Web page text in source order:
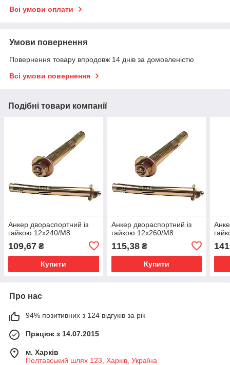
Всі умови оплати
Умови повернення
Повернення товару впродовж 14 днів за домовленістю
Всі умови повернення
Подібні товари компанії
Анкер двораспортний із
гайкою 12х240/М8
109,67 ₴
Купити
Анкер двораспортний із
гайкою 12х260/М8
115,38₴
Купити
Про нас
94% позитивних з 124 відгуків за рік
Працює з 14.07.2015
м. Харків
Полтавський шлях 123, Харків, Україна